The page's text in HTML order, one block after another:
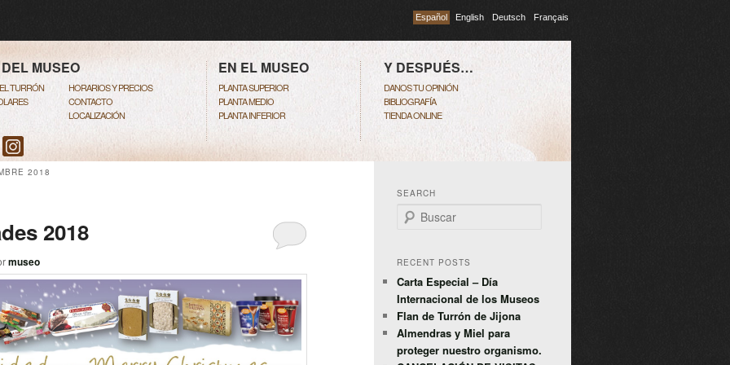
Español English Deutsch Français
PRINCIPAL
SECUNDARIO
MUSEO
TURRÓN
HORARIOS Y PRECIOS
CONTACTO
LOCALIZACIÓN
EN EL MUSEO
PLANTA SUPERIOR
PLANTA MEDIO
PLANTA INFERIOR
Y DESPUÉS…
DANOS TU OPINIÓN
BIBLIOGRAFÍA
TIENDA ONLINE
2018
2018
museo
SEARCH
Buscar
RECENT POSTS
Carta Especial – Día
Internacional de los Museos
Flan de Turrón de Jijona
Almendras y Miel para
proteger nuestro organismo.